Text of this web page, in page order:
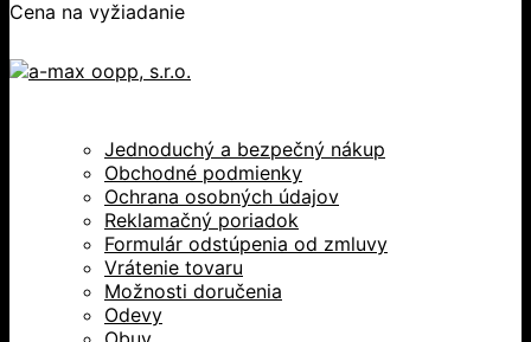
Cena na vyžiadanie
Jednoduchý a bezpečný nákup
Obchodné podmienky
Ochrana osobných údajov
Reklamačný poriadok
Formulár odstúpenia od zmluvy
Vrátenie tovaru
Možnosti doručenia
Odevy